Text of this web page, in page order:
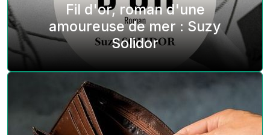
Fil d'or, roman d'une
amoureuse de mer : Suzy
Solidor